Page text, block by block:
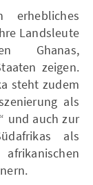
erhebliches
Landsleute
Ghanas,
zeigen.
steht zudem
als
und auch zur
als